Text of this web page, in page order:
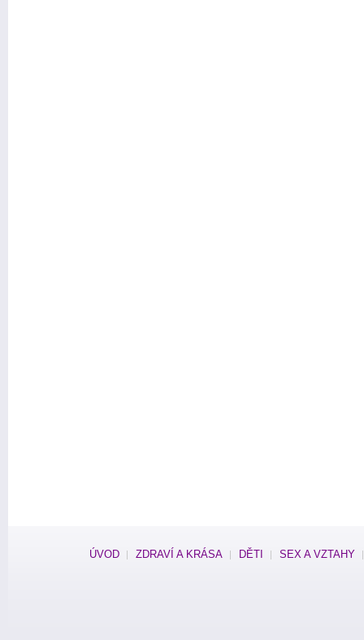
ÚVOD ZDRAVÍ A KRÁSA DĚTI SEX A VZTAHY